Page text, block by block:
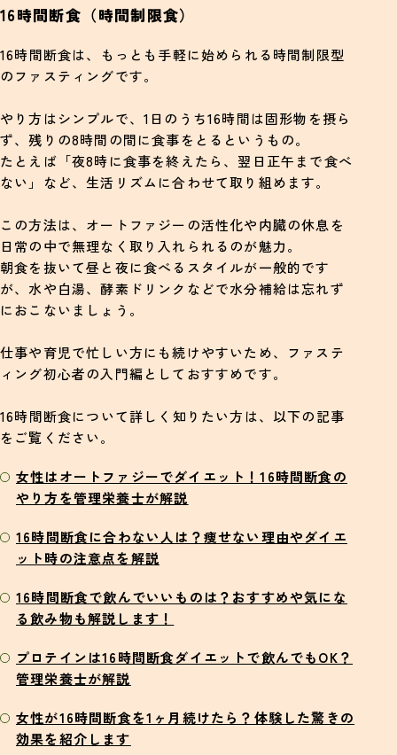
16時間断食（時間制限食）
16時間断食は、もっとも手軽に始められる時間制限型
のファスティングです。
やり方はシンプルで、1日のうち16時間は固形物を摂ら
ず、残りの8時間の間に食事をとるというもの。
たとえば「夜8時に食事を終えたら、翌日正午まで食べ
ない」など、生活リズムに合わせて取り組めます。
この方法は、オートファジーの活性化や内臓の休息を
日常の中で無理なく取り入れられるのが魅力。
朝食を抜いて昼と夜に食べるスタイルが一般的です
が、水や白湯、酵素ドリンクなどで水分補給は忘れず
におこないましょう。
仕事や育児で忙しい方にも続けやすいため、ファステ
ィング初心者の入門編としておすすめです。
16時間断食について詳しく知りたい方は、以下の記事
をご覧ください。
女性はオートファジーでダイエット！16時間断食の
やり方を管理栄養士が解説
16時間断食に合わない人は？痩せない理由やダイエ
ット時の注意点を解説
16時間断食で飲んでいいものは？おすすめや気にな
る飲み物も解説します！
プロテインは16時間断食ダイエットで飲んでもOK？
管理栄養士が解説
女性が16時間断食を1ヶ月続けたら？体験した驚きの
効果を紹介します